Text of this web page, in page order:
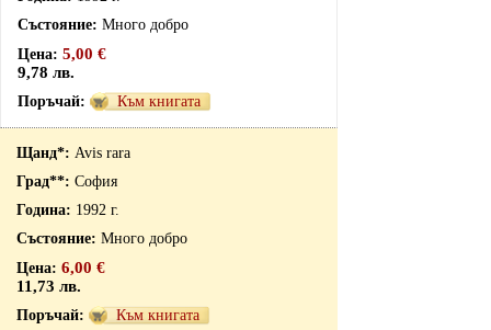
Много добро
5,00 €
9,78 лв.
Към книгата
Avis rara
София
1992 г.
Много добро
6,00 €
11,73 лв.
Към книгата